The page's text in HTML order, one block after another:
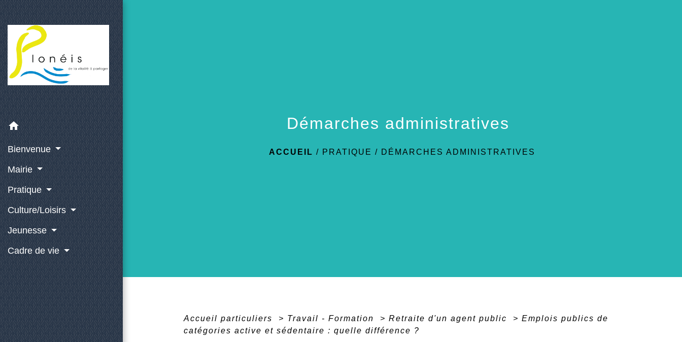
home
Bienvenue
Mairie
Pratique
Culture/Loisirs
Jeunesse
Cadre de vie
Démarches administratives
ACCUEIL / PRATIQUE / DÉMARCHES ADMINISTRATIVES
Accueil particuliers > Travail - Formation > Retraite d'un agent public > Emplois publics de
catégories active et sédentaire : quelle différence ?